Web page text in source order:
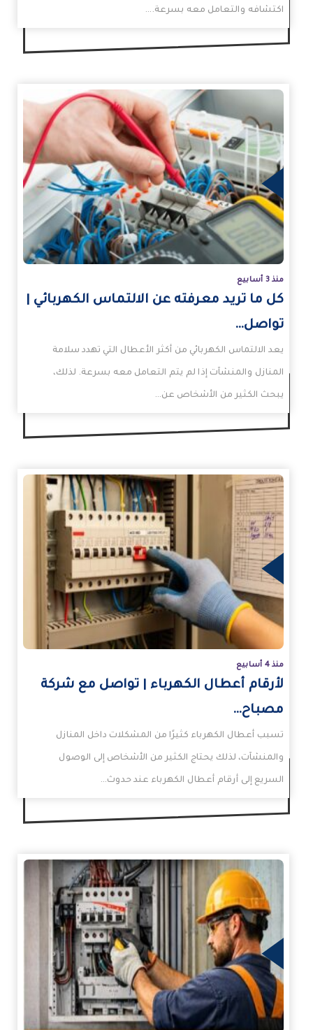
اكتشافه والتعامل معه بسرعة.…
منذ 3 أسابيع
كل ما تريد معرفته عن الالتماس الكهربائي |
تواصل…
يعد الالتماس الكهربائي من أكثر الأعطال التي تهدد سلامة
المنازل والمنشآت إذا لم يتم التعامل معه بسرعة. لذلك،
يبحث الكثير من الأشخاص عن…
منذ 4 أسابيع
لأرقام أعطال الكهرباء | تواصل مع شركة
مصباح…
تسبب أعطال الكهرباء كثيرًا من المشكلات داخل المنازل
والمنشآت، لذلك يحتاج الكثير من الأشخاص إلى الوصول
السريع إلى أرقام أعطال الكهرباء عند حدوث…